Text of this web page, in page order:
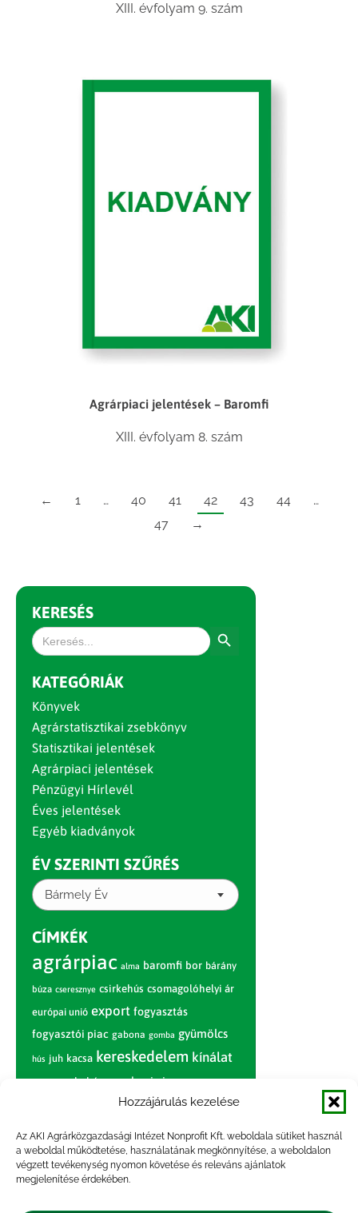
Hozzájárulás kezelése
Az AKI Agrárközgazdasági Intézet Nonprofit Kft. weboldala sütiket használ
a weboldal működtetése, használatának megkönnyítése, a weboldalon
végzett tevékenység nyomon követése és releváns ajánlatok
megjelenítése érdekében.
XIII. évfolyam 9. szám
Agrárpiaci jelentések – Baromfi
XIII. évfolyam 8. szám
← 1 … 40 41 42 43 44
…
47
→
KERESÉS
Search
for:
KATEGÓRIÁK
Könyvek
Agrárstatisztikai zsebkönyv
Statisztikai jelentések
Agrárpiaci jelentések
Pénzügyi Hírlevél
Éves jelentések
Egyéb kiadványok
ÉV SZERINTI SZŰRÉS
Bármely Év
CÍMKÉK
agrárpiac alma baromfi bor bárány
búza cseresznye csirkehús csomagolóhelyi ár
európai unió export fogyasztás
fogyasztói piac gabona gomba gyümölcs
hús juh kacsa kereskedelem kínálat
körte marhahús nagybani piac narancs
nemzetközi árinformációk
paradicsom piac piaci jelentés
pulyka pulykahús sertés sertéshús
szarvasmarha termelés
termelői